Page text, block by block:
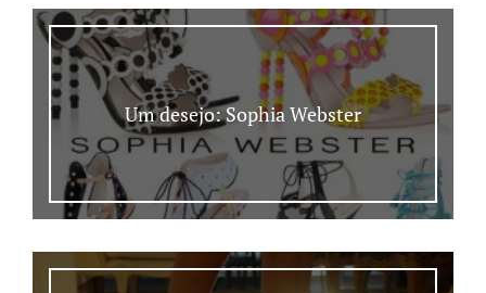
Um desejo: Sophia Webster